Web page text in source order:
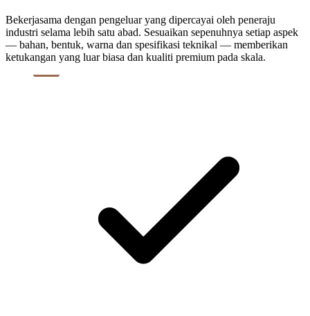
Bekerjasama dengan pengeluar yang dipercayai oleh peneraju
industri selama lebih satu abad. Sesuaikan sepenuhnya setiap aspek
— bahan, bentuk, warna dan spesifikasi teknikal — memberikan
ketukangan yang luar biasa dan kualiti premium pada skala.